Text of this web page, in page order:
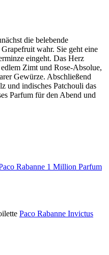
die belebende
wahr. Sie geht eine
eingeht. Das Herz
Zimt und Rose-Absolue,
Gewürze. Abschließend
und indisches Patchouli das
Parfum für den Abend und
Rabanne 1 Million Parfum
Paco Rabanne Invictus